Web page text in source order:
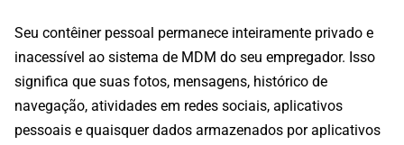
Seu contêiner pessoal permanece inteiramente privado e
inacessível ao sistema de MDM do seu empregador. Isso
significa que suas fotos, mensagens, histórico de
navegação, atividades em redes sociais, aplicativos
pessoais e quaisquer dados armazenados por aplicativos